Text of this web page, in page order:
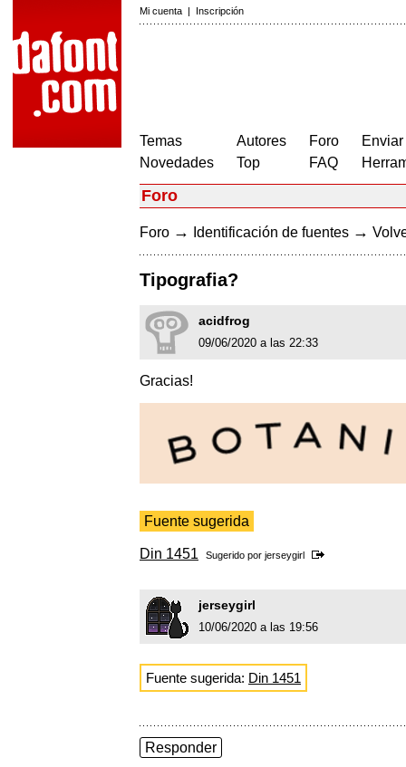
Mi cuenta | Inscripción
Temas
Novedades
Autores
Top
Foro
FAQ
Foro
Foro → Identificación de fuentes →
Tipografia?
acidfrog
09/06/2020 a las 22:33
Gracias!
Fuente sugerida
Din 1451 Sugerido por jerseygirl
jerseygirl
10/06/2020 a las 19:56
Fuente sugerida: Din 1451
Responder